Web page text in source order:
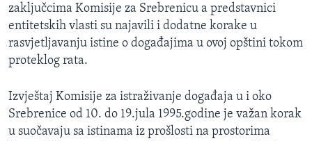
ŽENSKA STRANA
IZBJEGLIČKA STRANA
MAGAZIN
Learning English
zaključcima Komisije za Srebrenicu a predstavnici
entitetskih vlasti su najavili i dodatne korake u
rasvjetljavanju istine o događajima u ovoj opštini tokom
proteklog rata.
Izvještaj Komisije za istraživanje događaja u i oko
Srebrenice od 10. do 19.jula 1995.godine je važan korak
u suočavaju sa istinama iz prošlosti na prostorima